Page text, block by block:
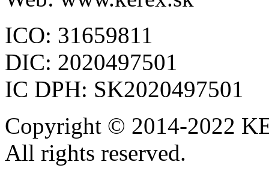
ICO: 31659811
DIC: 2020497501
IC DPH: SK2020497501
Copyright © 2014-2022
All rights reserved.